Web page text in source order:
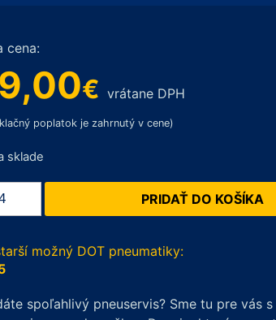
cena:
€ vrátane DPH
poplatok je zahrnutý v cene)
sklade
PRIDAŤ DO KOŠÍKA
možný DOT pneumatiky:
spoľahlivý pneuservis? Sme tu pre vás